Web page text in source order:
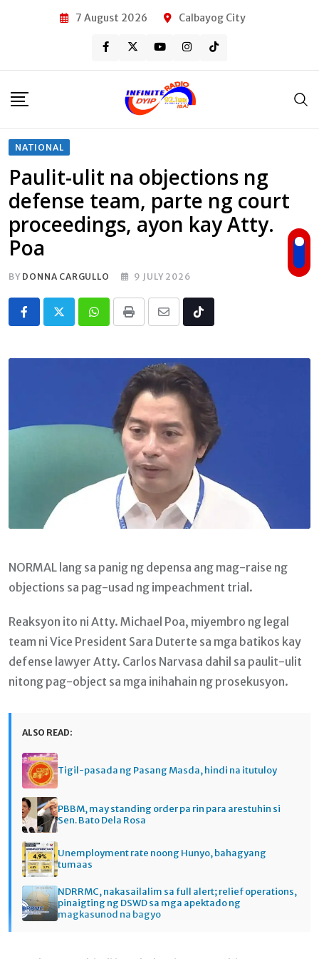
7 August 2026 Calbayog City
NATIONAL
Paulit-ulit na objections ng
defense team, parte ng court
proceedings, ayon kay Atty.
Poa
BY DONNA CARGULLO 9 JULY 2026
Whatsapp
Print
Share
Email
Tiktok
NORMAL lang sa panig ng depensa ang mag-raise ng
objections sa pag-usad ng impeachment trial.
Reaksyon ito ni Atty. Michael Poa, miyembro ng legal
team ni Vice President Sara Duterte sa mga batikos kay
defense lawyer Atty. Carlos Narvasa dahil sa paulit-ulit
nitong pag-object sa mga inihahain ng prosekusyon.
ALSO READ:
Tigil-pasada ng Pasang Masda, hindi na itutuloy
PBBM, may standing order pa rin para arestuhin si
Sen. Bato Dela Rosa
Unemployment rate noong Hunyo, bahagyang
tumaas
NDRRMC, nakasailalim sa full alert; relief operations,
pinaigting ng DSWD sa mga apektado ng
magkasunod na bagyo